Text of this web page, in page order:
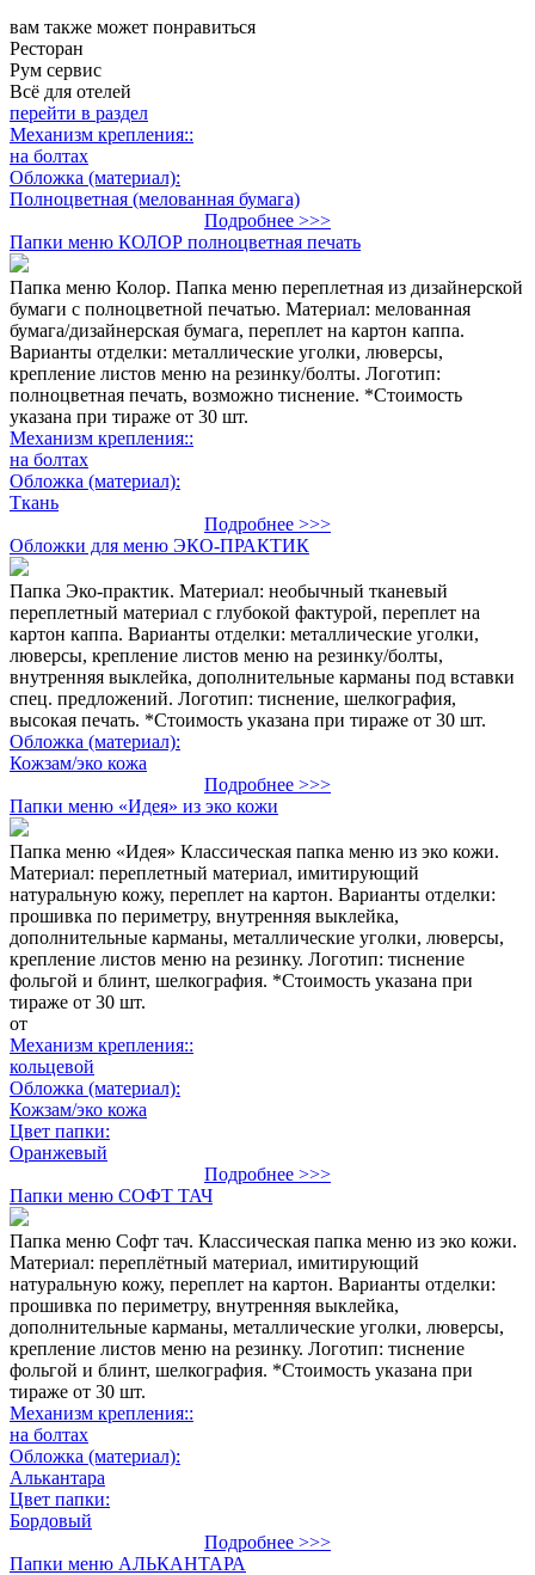
вам также может понравиться
Ресторан
Рум сервис
Всё для отелей
перейти в раздел
Механизм крепления::
на болтах
Обложка (материал):
Полноцветная (мелованная бумага)
Подробнее >>>
Папки меню КОЛОР полноцветная печать
Папка меню Колор. Папка меню переплетная из дизайнерской
бумаги с полноцветной печатью. Материал: мелованная
бумага/дизайнерская бумага, переплет на картон каппа.
Варианты отделки: металлические уголки, люверсы,
крепление листов меню на резинку/болты. Логотип:
полноцветная печать, возможно тиснение. *Стоимость
указана при тираже от 30 шт.
Механизм крепления::
на болтах
Обложка (материал):
Ткань
Подробнее >>>
Обложки для меню ЭКО-ПРАКТИК
Папка Эко-практик. Материал: необычный тканевый
переплетный материал с глубокой фактурой, переплет на
картон каппа. Варианты отделки: металлические уголки,
люверсы, крепление листов меню на резинку/болты,
внутренняя выклейка, дополнительные карманы под вставки
спец. предложений. Логотип: тиснение, шелкография,
высокая печать. *Стоимость указана при тираже от 30 шт.
Обложка (материал):
Кожзам/эко кожа
Подробнее >>>
Папки меню «Идея» из эко кожи
Папка меню «Идея» Классическая папка меню из эко кожи.
Материал: переплетный материал, имитирующий
натуральную кожу, переплет на картон. Варианты отделки:
прошивка по периметру, внутренняя выклейка,
дополнительные карманы, металлические уголки, люверсы,
крепление листов меню на резинку. Логотип: тиснение
фольгой и блинт, шелкография. *Стоимость указана при
тираже от 30 шт.
от
Механизм крепления::
кольцевой
Обложка (материал):
Кожзам/эко кожа
Цвет папки:
Оранжевый
Подробнее >>>
Папки меню СОФТ ТАЧ
Папка меню Софт тач. Классическая папка меню из эко кожи.
Материал: переплётный материал, имитирующий
натуральную кожу, переплет на картон. Варианты отделки:
прошивка по периметру, внутренняя выклейка,
дополнительные карманы, металлические уголки, люверсы,
крепление листов меню на резинку. Логотип: тиснение
фольгой и блинт, шелкография. *Стоимость указана при
тираже от 30 шт.
Механизм крепления::
на болтах
Обложка (материал):
Алькантара
Цвет папки:
Бордовый
Подробнее >>>
Папки меню АЛЬКАНТАРА